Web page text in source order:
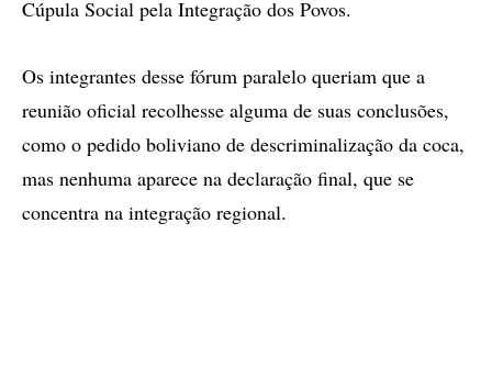
Cúpula Social pela Integração dos Povos.
Os integrantes desse fórum paralelo queriam que a
reunião oficial recolhesse alguma de suas conclusões,
como o pedido boliviano de descriminalização da coca,
mas nenhuma aparece na declaração final, que se
concentra na integração regional.